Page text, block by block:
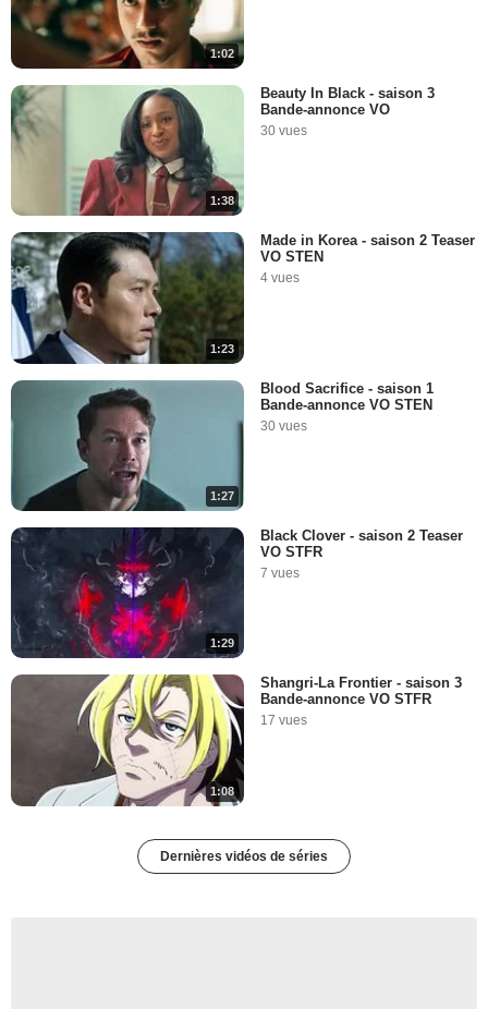
1:02
1:38
Beauty In Black - saison 3
Bande-annonce VO
30 vues
1:23
Made in Korea - saison 2 Teaser
VO STEN
4 vues
1:27
Blood Sacrifice - saison 1
Bande-annonce VO STEN
30 vues
1:29
Black Clover - saison 2 Teaser
VO STFR
7 vues
1:08
Shangri-La Frontier - saison 3
Bande-annonce VO STFR
17 vues
Dernières vidéos de séries